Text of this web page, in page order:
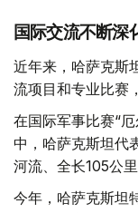
国际交流不断深
近年来，哈萨克斯
流项目和专业比赛
在国际军事比赛“
中，哈萨克斯坦代
河流、全长105公
今年，哈萨克斯坦